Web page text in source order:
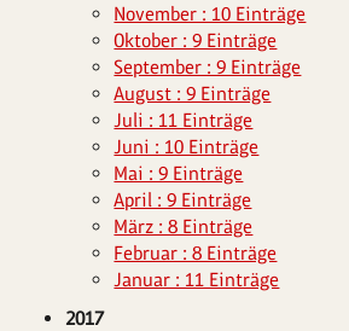
November : 10 Einträge
Oktober : 9 Einträge
September : 9 Einträge
August : 9 Einträge
Juli : 11 Einträge
Juni : 10 Einträge
Mai : 9 Einträge
April : 9 Einträge
März : 8 Einträge
Februar : 8 Einträge
Januar : 11 Einträge
2017